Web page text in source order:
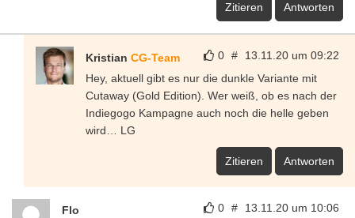
Zitieren Antworten
0 # 13.11.20 um 09:22
Kristian CG-Team
Hey, aktuell gibt es nur die dunkle Variante mit
Cutaway (Gold Edition). Wer weiß, ob es nach der
Indiegogo Kampagne auch noch die helle geben
wird… LG
Zitieren Antworten
0 # 13.11.20 um 10:06
Flo